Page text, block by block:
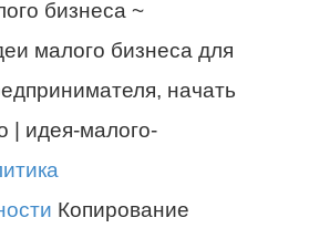
бизнеса ~
малого бизнеса для
начать
| идея-малого-
Копирование